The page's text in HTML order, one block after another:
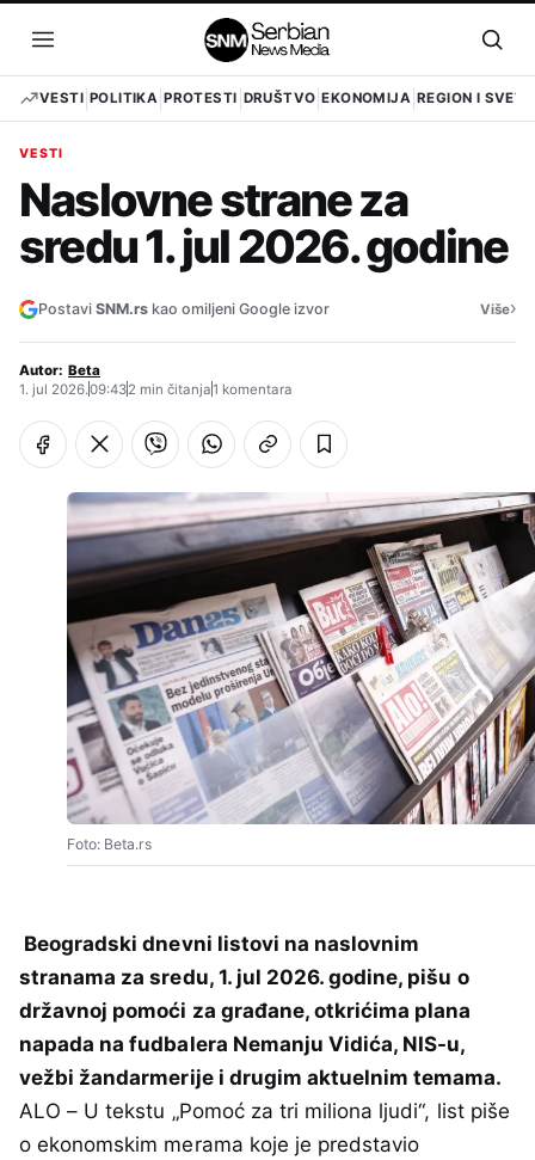
sadržaj
Otvori
meni
VESTI POLITIKA PROTESTI DRUŠTVO EKONOMIJA REGION I SVET
VESTI
Naslovne strane za
sredu 1. jul 2026. godine
Postavi SNM.rs kao omiljeni Google izvor Više›
Autor: Beta
1. jul 2026.09:432 min čitanja1 komentara
Foto: Beta.rs
Beogradski dnevni listovi na naslovnim
stranama za sredu, 1. jul 2026. godine, pišu o
državnoj pomoći za građane, otkrićima plana
napada na fudbalera Nemanju Vidića, NIS-u,
vežbi žandarmerije i drugim aktuelnim temama.
ALO – U tekstu „Pomoć za tri miliona ljudi“, list piše
o ekonomskim merama koje je predstavio